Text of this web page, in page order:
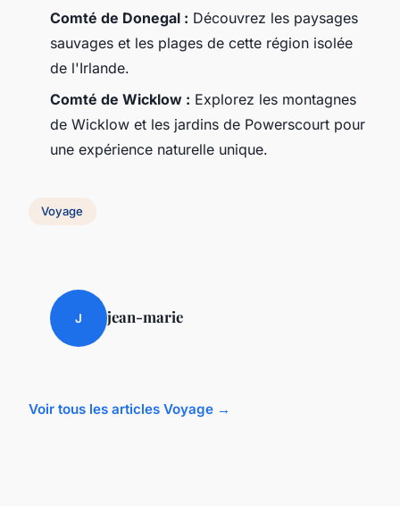
Comté de Donegal : Découvrez les paysages
sauvages et les plages de cette région isolée
de l'Irlande.
Comté de Wicklow : Explorez les montagnes
de Wicklow et les jardins de Powerscourt pour
une expérience naturelle unique.
Voyage
J jean-marie
Voir tous les articles Voyage →